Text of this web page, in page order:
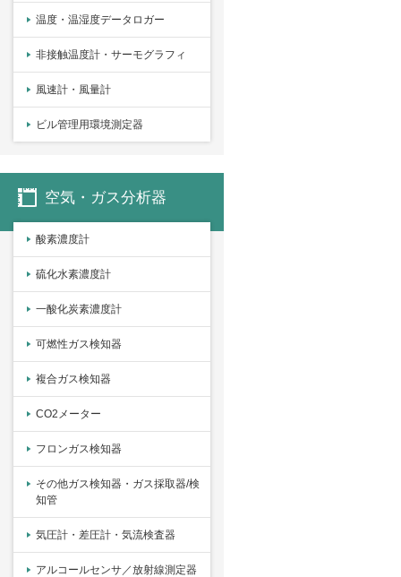
温度・温湿度データロガー
非接触温度計・サーモグラフィ
風速計・風量計
ビル管理用環境測定器
空気・ガス分析器
酸素濃度計
硫化水素濃度計
一酸化炭素濃度計
可燃性ガス検知器
複合ガス検知器
CO2メーター
フロンガス検知器
その他ガス検知器・ガス採取器/検
知管
気圧計・差圧計・気流検査器
アルコールセンサ／放射線測定器